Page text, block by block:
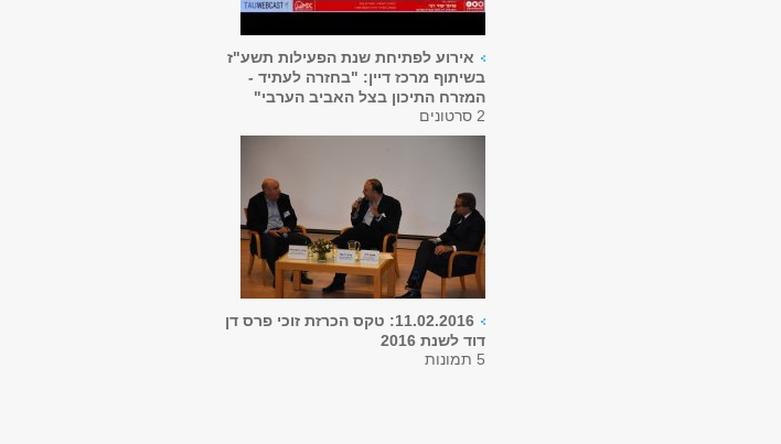
אירוע לפתיחת שנת הפעילות תשע"ז
בשיתוף מרכז דיין: "בחזרה לעתיד -
המזרח התיכון בצל האביב הערבי"
2 סרטונים
11.02.2016: טקס הכרזת זוכי פרס דן
דוד לשנת 2016
5 תמונות